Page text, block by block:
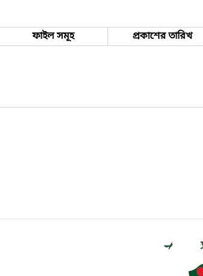
ফাইল সমূহ প্রকাশের তারিখ